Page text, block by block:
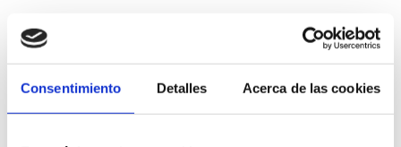
Consentimiento Detalles Acerca de las cookies
una madera que tiene la capacidad de integrarse con
elegencia y frescura en cualquier ambiente. Además de
cuenta que una pieza de madera nunca es igual a otra,
podemos afirmar que cada pieza es un diseño único. Es
PRODUCTOS
RELACIONADOS